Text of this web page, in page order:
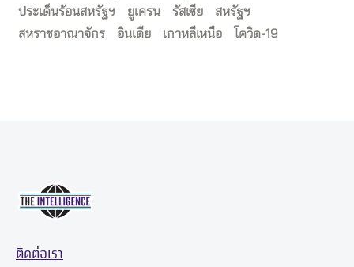
ประเด็นร้อนสหรัฐฯ
ยูเครน รัสเซีย
สหรัฐฯ
สหราชอาณาจักร
อินเดีย เกาหลีเหนือ โควิด-19
ติดต่อเรา